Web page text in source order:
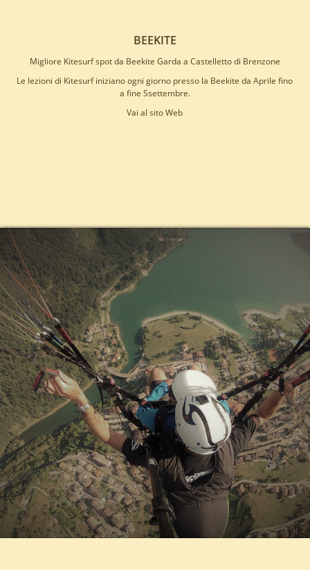
BEEKITE
Migliore Kitesurf spot da Beekite Garda a Castelletto di Brenzone
Le lezioni di Kitesurf iniziano ogni giorno presso la Beekite da Aprile fino
a fine Ssettembre.
Vai al sito Web